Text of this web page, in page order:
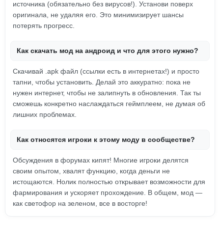
источника (обязательно без вирусов!). Установи поверх
оригинала, не удаляя его. Это минимизирует шансы
потерять прогресс.
Как скачать мод на андроид и что для этого нужно?
Скачивай .apk файл (ссылки есть в интернетах!) и просто
тапни, чтобы установить. Делай это аккуратно: пока не
нужен интернет, чтобы не залипнуть в обновления. Так ты
сможешь конкретно наслаждаться геймплеем, не думая об
лишних проблемах.
Как относятся игроки к этому моду в сообществе?
Обсуждения в форумах кипят! Многие игроки делятся
своим опытом, хвалят функцию, когда деньги не
истощаются. Нолик полностью открывает возможности для
фармирования и ускоряет прохождение. В общем, мод —
как светофор на зеленом, все в восторге!